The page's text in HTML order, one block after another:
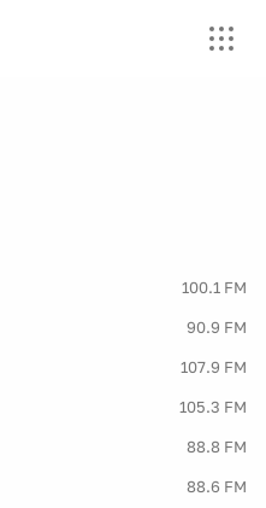
100.1 FM
90.9 FM
107.9 FM
105.3 FM
88.8 FM
88.6 FM